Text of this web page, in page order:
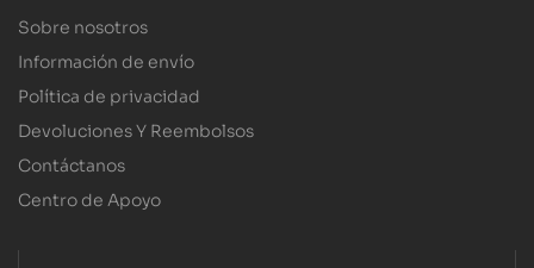
Sobre nosotros
Información de envío
Política de privacidad
Devoluciones Y Reembolsos
Contáctanos
Centro de Apoyo